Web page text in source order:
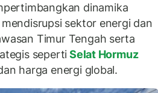
dinamika
sektor energi dan
Timur Tengah serta
sepertiSelat Hormuz
harga energi global.